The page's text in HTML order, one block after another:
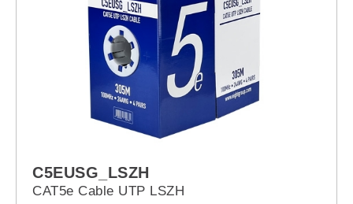
C5EUSG_LSZH
CAT5e Cable UTP LSZH